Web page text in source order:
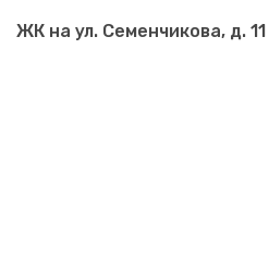
ЖК на ул. Семенчикова, д. 11